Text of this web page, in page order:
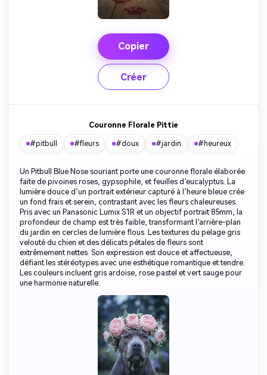
Copier
Créer
Couronne Florale Pittie
#pitbull #fleurs #doux #jardin #heureux
Un Pitbull Blue Nose souriant porte une couronne florale élaborée
faite de pivoines roses, gypsophile, et feuilles d’eucalyptus. La
lumière douce d’un portrait extérieur capturé à l’heure bleue crée
un fond frais et serein, contrastant avec les fleurs chaleureuses.
Pris avec un Panasonic Lumix S1R et un objectif portrait 85mm, la
profondeur de champ est très faible, transformant l’arrière-plan
du jardin en cercles de lumière flous. Les textures du pelage gris
velouté du chien et des délicats pétales de fleurs sont
extrêmement nettes. Son expression est douce et affectueuse,
défiant les stéréotypes avec une esthétique romantique et tendre.
Les couleurs incluent gris ardoise, rose pastel et vert sauge pour
une harmonie naturelle.